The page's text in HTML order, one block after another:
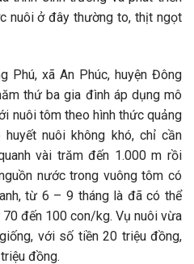
nuôi ở đây thường to, thịt ngọt
Phú, xã An Phúc, huyện Đông
thứ ba gia đình áp dụng mô
nuôi tôm theo hình thức quảng
nuôi không khó, chỉ cần
vài trăm đến 1.000 m rồi
nước trong vuông tôm có
từ 6 – 9 tháng là đã có thể
đến 100 con/kg. Vụ nuôi vừa
với số tiền 20 triệu đồng,
đồng.